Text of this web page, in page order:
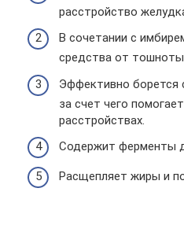
расстройство
В сочетании с
средства от
Эффективно борется
за счет чего
расстройствах.
Содержит ферменты
Расщепляет жиры и